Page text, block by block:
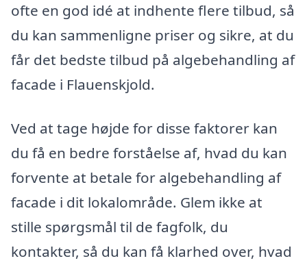
ofte en god idé at indhente flere tilbud, så
du kan sammenligne priser og sikre, at du
får det bedste tilbud på algebehandling af
facade i Flauenskjold.
Ved at tage højde for disse faktorer kan
du få en bedre forståelse af, hvad du kan
forvente at betale for algebehandling af
facade i dit lokalområde. Glem ikke at
stille spørgsmål til de fagfolk, du
kontakter, så du kan få klarhed over, hvad